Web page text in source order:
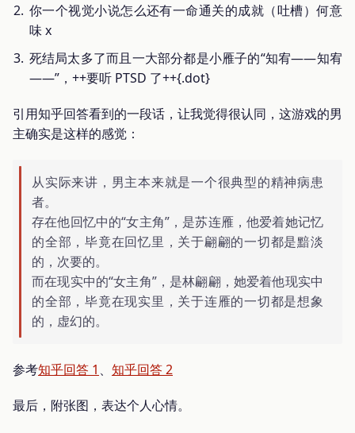
你一个视觉小说怎么还有一命通关的成就（吐槽）何意
味 x
死结局太多了而且一大部分都是小雁子的“知宥——知宥
——”，++要听 PTSD 了++{.dot}
引用知乎回答看到的一段话，让我觉得很认同，这游戏的男
主确实是这样的感觉：
从实际来讲，男主本来就是一个很典型的精神病患
者。
存在他回忆中的“女主角”，是苏连雁，他爱着她记忆
的全部，毕竟在回忆里，关于翩翩的一切都是黯淡
的，次要的。
而在现实中的“女主角”，是林翩翩，她爱着他现实中
的全部，毕竟在现实里，关于连雁的一切都是想象
的，虚幻的。
参考知乎回答 1 、 知乎回答 2
最后，附张图，表达个人心情。